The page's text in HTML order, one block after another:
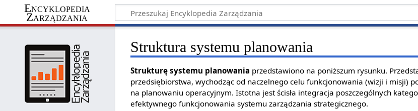
Encyklopedia
Zarządzania
Struktura systemu planowania
Strukturę systemu planowania przedstawiono na poniższum rysunku.
przedsiębiorstwa, wychodząc od naczelnego celu funkcjonowania (wizji i misji)
na planowaniu operacyjnym. Istotna jest ścisła integracja poszczególnych
efektywnego funkcjonowania systemu zarządzania strategicznego.